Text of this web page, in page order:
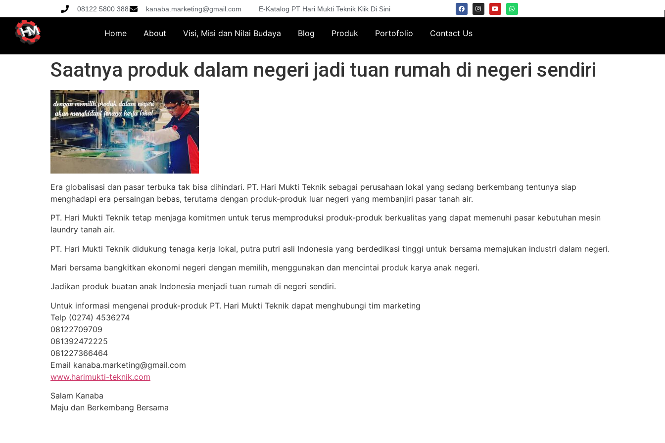
08122 5800 388 kanaba.marketing@gmail.com E-Katalog PT Hari Mukti Teknik Klik Di Sini
Home About Visi, Misi dan Nilai Budaya Blog Produk Portofolio Contact Us
Saatnya produk dalam negeri jadi tuan rumah di negeri sendiri
Era globalisasi dan pasar terbuka tak bisa dihindari. PT. Hari Mukti Teknik sebagai perusahaan lokal yang sedang berkembang tentunya siap
menghadapi era persaingan bebas, terutama dengan produk-produk luar negeri yang membanjiri pasar tanah air.
PT. Hari Mukti Teknik tetap menjaga komitmen untuk terus memproduksi produk-produk berkualitas yang dapat memenuhi pasar kebutuhan mesin
laundry tanah air.
PT. Hari Mukti Teknik didukung tenaga kerja lokal, putra putri asli Indonesia yang berdedikasi tinggi untuk bersama memajukan industri dalam negeri.
Mari bersama bangkitkan ekonomi negeri dengan memilih, menggunakan dan mencintai produk karya anak negeri.
Jadikan produk buatan anak Indonesia menjadi tuan rumah di negeri sendiri.
Untuk informasi mengenai produk-produk PT. Hari Mukti Teknik dapat menghubungi tim marketing
Telp (0274) 4536274
08122709709
081392472225
081227366464
Email kanaba.marketing@gmail.com
www.harimukti-teknik.com
Salam Kanaba
Maju dan Berkembang Bersama